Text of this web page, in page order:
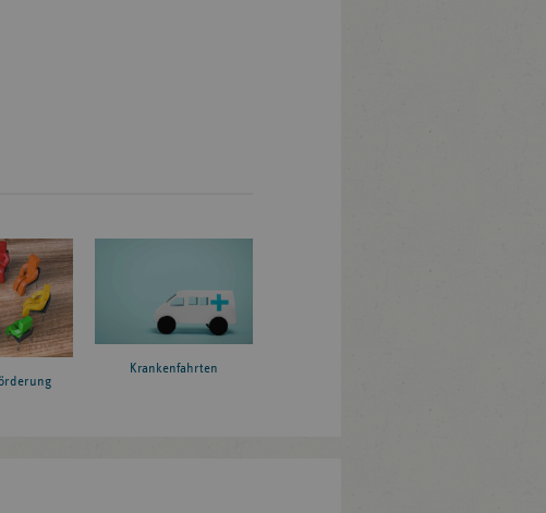
Krankenfahrten